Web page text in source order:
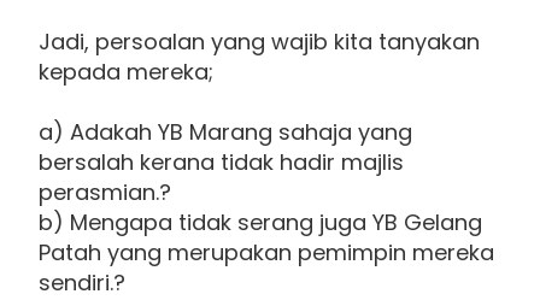
Jadi, persoalan yang wajib kita tanyakan
kepada mereka;
a) Adakah YB Marang sahaja yang
bersalah kerana tidak hadir majlis
perasmian.?
b) Mengapa tidak serang juga YB Gelang
Patah yang merupakan pemimpin mereka
sendiri.?